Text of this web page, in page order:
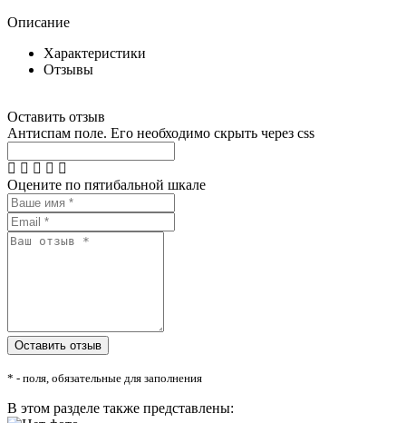
Описание
Характеристики
Отзывы
Оставить отзыв
Антиспам поле. Его необходимо скрыть через css
Оцените по пятибальной шкале
* - поля, обязательные для заполнения
В этом разделе также представлены: